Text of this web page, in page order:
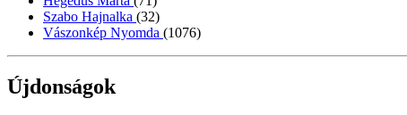
Szabo Hajnalka (32)
Vászonkép Nyomda (1076)
Újdonságok